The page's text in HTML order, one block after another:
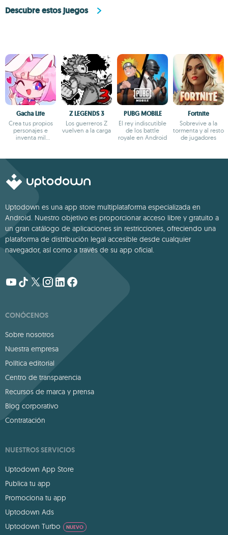
Descubre estos juegos
Gacha Life
Crea tus propios
personajes e
inventa mil
Z LEGENDS 3
Los guerreros Z
vuelven a la carga
PUBG MOBILE
El rey indiscutible
de los battle
royale en Android
Fortnite
Sobrevive a la
tormenta y al resto
de jugadores
Uptodown es una app store multiplataforma especializada en
Android. Nuestro objetivo es proporcionar acceso libre y gratuito a
un gran catálogo de aplicaciones sin restricciones, ofreciendo una
plataforma de distribución legal accesible desde cualquier
navegador, así como a través de su app oficial.
CONÓCENOS
Sobre nosotros
Nuestra empresa
Política editorial
Centro de transparencia
Recursos de marca y prensa
Blog corporativo
Contratación
NUESTROS SERVICIOS
Uptodown App Store
Publica tu app
Promociona tu app
Uptodown Ads
Uptodown Turbo
NUEVO